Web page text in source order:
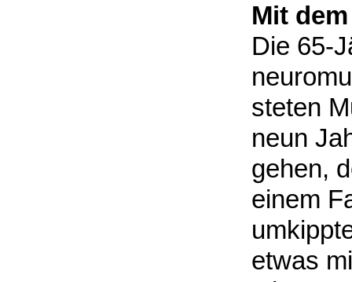
Mit
Die 65-
steten
neun
gehen,
einem
etwas